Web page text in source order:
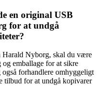
en original USB
for at undgå
Harald Nyborg, skal du være
emballage for at sikre
forhandlere omhyggeligt
tilbud for at undgå kopivarer